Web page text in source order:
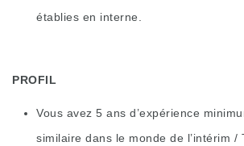
établies en interne.
PROFIL
Vous avez 5 ans d’expérience
similaire dans le monde de l’intérim /